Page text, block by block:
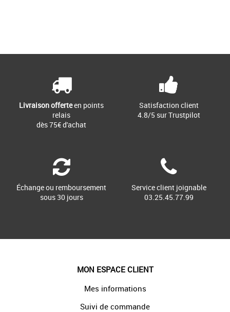
Livraison offerteen points
relais
dès 75€ d'achat
Satisfaction client
4.8/5 sur Trustpilot
Échange ou remboursement
sous 30 jours
Service client joignable
03.25.45.77.99
MON ESPACE CLIENT
Mes informations
Suivi de commande